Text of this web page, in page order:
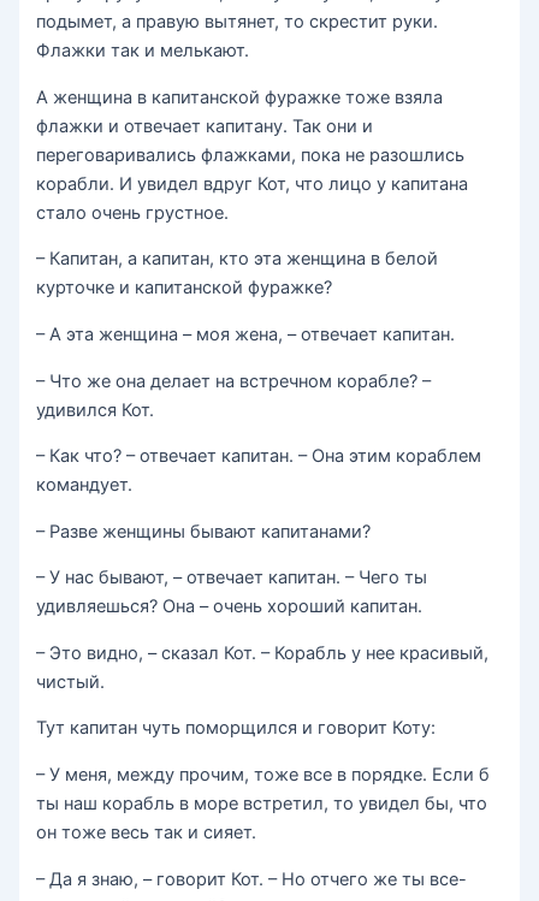
подымет, а правую вытянет, то скрестит руки.
Флажки так и мелькают.
А женщина в капитанской фуражке тоже взяла
флажки и отвечает капитану. Так они и
переговаривались флажками, пока не разошлись
корабли. И увидел вдруг Кот, что лицо у капитана
стало очень грустное.
– Капитан, а капитан, кто эта женщина в белой
курточке и капитанской фуражке?
– А эта женщина – моя жена, – отвечает капитан.
– Что же она делает на встречном корабле? –
удивился Кот.
– Как что? – отвечает капитан. – Она этим кораблем
командует.
– Разве женщины бывают капитанами?
– У нас бывают, – отвечает капитан. – Чего ты
удивляешься? Она – очень хороший капитан.
– Это видно, – сказал Кот. – Корабль у нее красивый,
чистый.
Тут капитан чуть поморщился и говорит Коту:
– У меня, между прочим, тоже все в порядке. Если б
ты наш корабль в море встретил, то увидел бы, что
он тоже весь так и сияет.
– Да я знаю, – говорит Кот. – Но отчего же ты все-